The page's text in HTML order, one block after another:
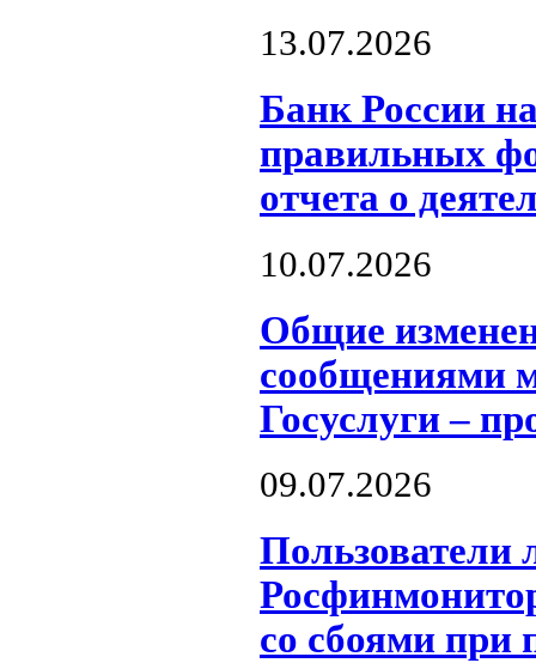
13.07.2026
Банк России
правильных
отчета о
10.07.2026
Общие
сообщениями
Госуслуги –
09.07.2026
Пользователи
со сбоями при